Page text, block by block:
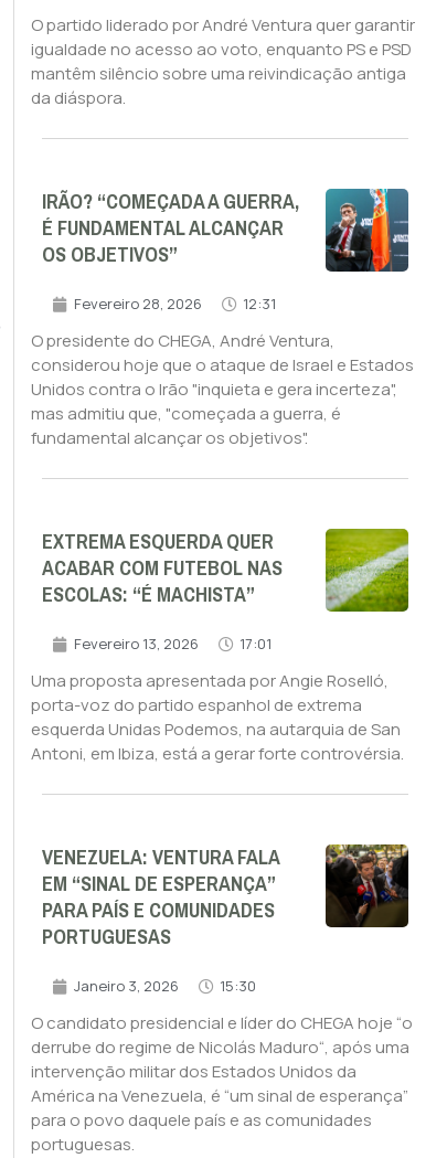
O partido liderado por André Ventura quer garantir
igualdade no acesso ao voto, enquanto PS e PSD
mantêm silêncio sobre uma reivindicação antiga
da diáspora.
IRÃO? “COMEÇADA A GUERRA,
É FUNDAMENTAL ALCANÇAR
OS OBJETIVOS”
Fevereiro 28, 2026 12:31
O presidente do CHEGA, André Ventura,
considerou hoje que o ataque de Israel e Estados
Unidos contra o Irão "inquieta e gera incerteza",
mas admitiu que, "começada a guerra, é
fundamental alcançar os objetivos".
EXTREMA ESQUERDA QUER
ACABAR COM FUTEBOL NAS
ESCOLAS: “É MACHISTA”
Fevereiro 13, 2026 17:01
Uma proposta apresentada por Angie Roselló,
porta-voz do partido espanhol de extrema
esquerda Unidas Podemos, na autarquia de San
Antoni, em Ibiza, está a gerar forte controvérsia.
VENEZUELA: VENTURA FALA
EM “SINAL DE ESPERANÇA”
PARA PAÍS E COMUNIDADES
PORTUGUESAS
Janeiro 3, 2026 15:30
O candidato presidencial e líder do CHEGA hoje “o
derrube do regime de Nicolás Maduro“, após uma
intervenção militar dos Estados Unidos da
América na Venezuela, é “um sinal de esperança”
para o povo daquele país e as comunidades
portuguesas.